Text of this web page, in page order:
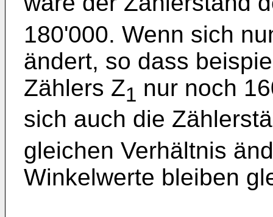
180'000. Wenn sich
ändert, so dass
Zählers Z1 nur noch
sich auch die
gleichen Verhältnis
Winkelwerte bleiben